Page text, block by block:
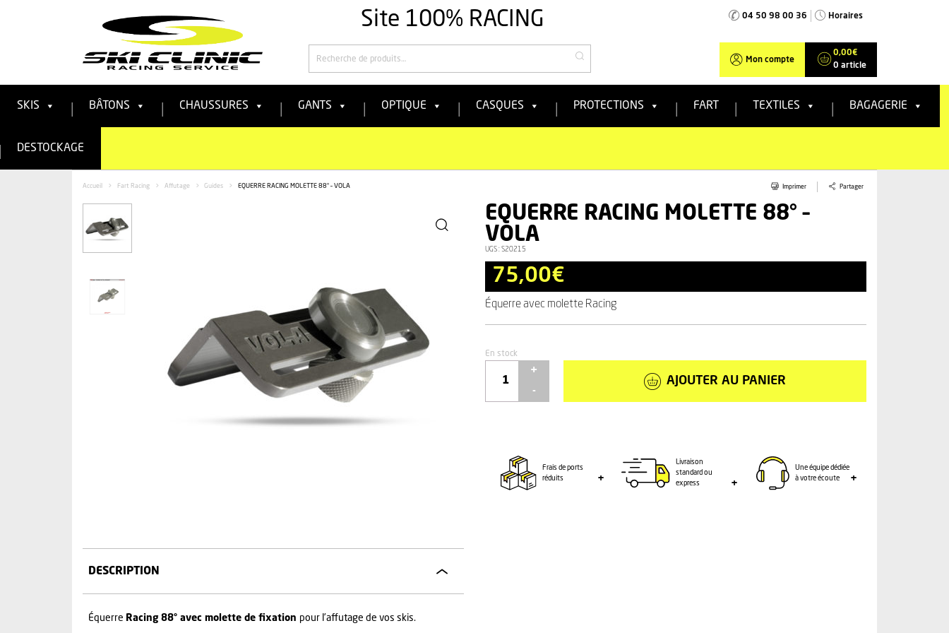
Site 100% RACING 04 50 98 00 36 Horaires
Rechercher
:
Mon compte
0,00€
0 article
SKIS BÂTONS CHAUSSURES GANTS OPTIQUE CASQUES PROTECTIONS FART TEXTILES BAGAGERIE
DESTOCKAGE
Accueil > Fart Racing > Affutage > Guides > EQUERRE RACING MOLETTE 88° – VOLA Imprimer Partager
DESCRIPTION
Équerre Racing 88° avec molette de fixation pour l’affutage de vos skis.
EQUERRE RACING MOLETTE 88° –
VOLA
UGS : S20215
75,00€
Équerre avec molette Racing
En stock
EQUERRE
VOLA
AJOUTER AU PANIER
Frais de ports
réduits
Livraison
standard ou
express
Une équipe dédiée
à votre écoute